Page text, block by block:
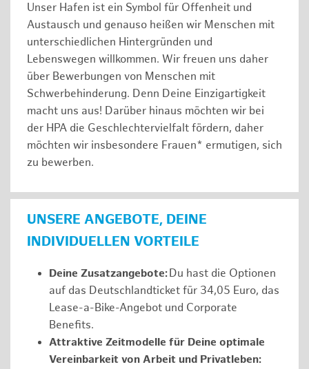
Unser Hafen ist ein Symbol für Offenheit und
Austausch und genauso heißen wir Menschen mit
unterschiedlichen Hintergründen und
Lebenswegen willkommen. Wir freuen uns daher
über Bewerbungen von Menschen mit
Schwerbehinderung. Denn Deine Einzigartigkeit
macht uns aus! Darüber hinaus möchten wir bei
der HPA die Geschlechtervielfalt fördern, daher
möchten wir insbesondere Frauen* ermutigen, sich
zu bewerben.
UNSERE ANGEBOTE, DEINE
INDIVIDUELLEN VORTEILE
Deine Zusatzangebote: Du hast die Optionen
auf das Deutschlandticket für 34,05 Euro, das
Lease-a-Bike-Angebot und Corporate
Benefits.
Attraktive Zeitmodelle für Deine optimale
Vereinbarkeit von Arbeit und Privatleben: